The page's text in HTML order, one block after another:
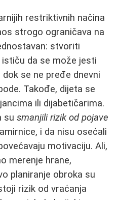
restriktivnih načina
strogo ograničava na
stvoriti
ističu da se može jesti
se ne pređe dnevni
Takođe, dijeta se
ili dijabetičarima.
su smanjili rizik od pojave
i da nisu osećali
motivaciju. Ali,
merenje hrane,
planiranje obroka su
rizik od vraćanja